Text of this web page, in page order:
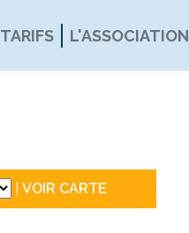
TARIFS L'ASSOCIATION
VOIR CARTE